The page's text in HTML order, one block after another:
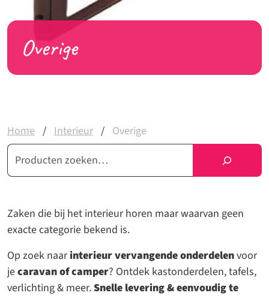
Overige
Home / Interieur / Overige
Zoeken
Zaken die bij het interieur horen maar waarvan geen
exacte categorie bekend is.
Op zoek naarinterieur vervangende onderdelenvoor
jecaravan of camper? Ontdek kastonderdelen, tafels,
verlichting & meer.Snelle levering & eenvoudig te